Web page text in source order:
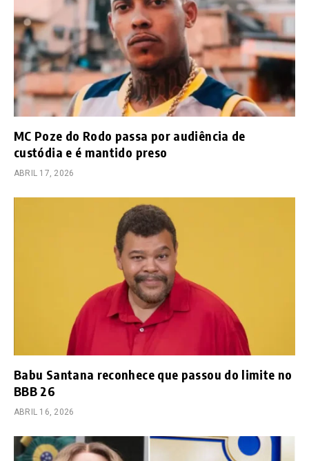
MC Poze do Rodo passa por audiência de
custódia e é mantido preso
ABRIL 17, 2026
Babu Santana reconhece que passou do limite no
BBB 26
ABRIL 16, 2026